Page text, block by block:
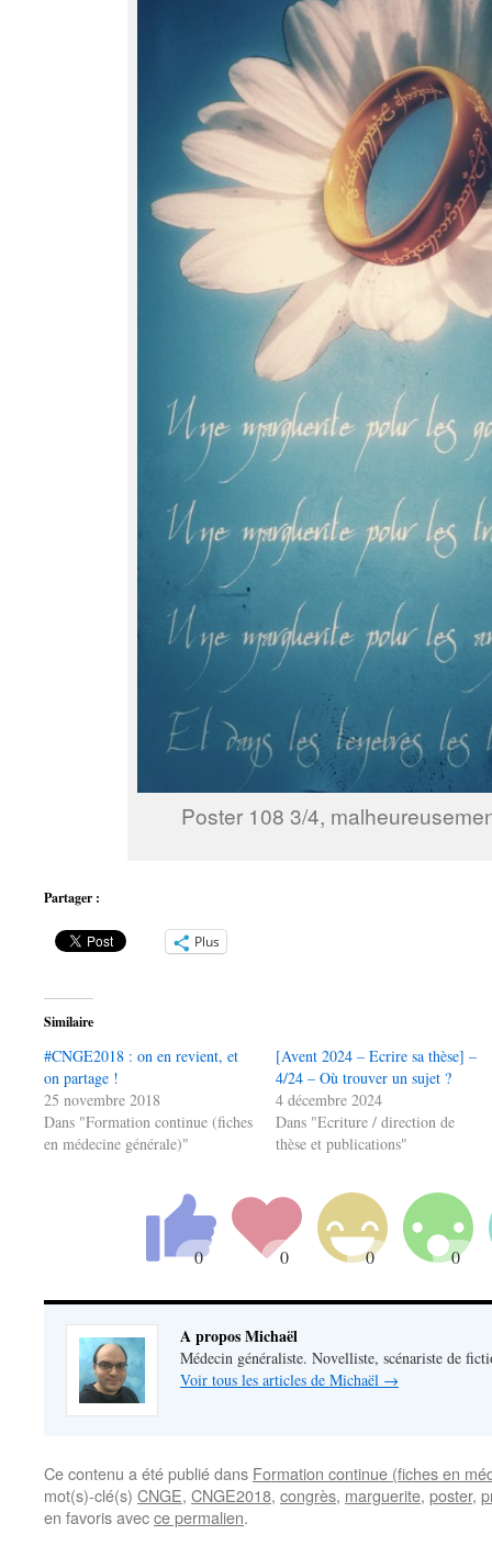
Poster 108 3/4,
Partager :
Plus
Similaire
#CNGE2018 : on en revient, et
on partage !
25 novembre 2018
Dans "Formation continue (fiches
en médecine générale)"
[Avent 2024 – Ecrire sa thèse] –
4/24 – Où trouver un sujet ?
4 décembre 2024
Dans "Ecriture / direction de
thèse et publications"
A propos Michaël
Médecin généraliste. Novelliste, scénariste de
Voir tous les articles de Michaël →
Ce contenu a été publié dans Formation continue (fiches en
mot(s)-clé(s) CNGE, CNGE2018, congrès, marguerite, poster,
en favoris avecce permalien.